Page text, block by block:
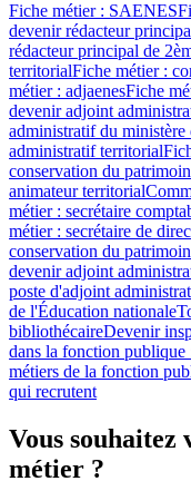
Fiche métier : SAENES
devenir rédacteur
rédacteur principal de
territorialFiche métier :
métier : adjaenesFiche
devenir adjoint
administratif du ministère
administratif territorial
conservation du
animateur territorial
métier : secrétaire
métier : secrétaire de
conservation du
devenir adjoint
poste d'adjoint
de l'Éducation nationale
bibliothécaireDevenir
dans la fonction
métiers de la fonction
qui recrutent
Vous souhaitez
métier ?